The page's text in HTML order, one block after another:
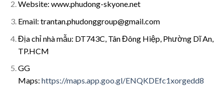
Website: www.phudong-skyone.net
Email: trantan.phudonggroup@gmail.com
Địa chỉ nhà mẫu: DT743C, Tân Đông Hiệp, Phường Dĩ An,
TP.HCM
GG
Maps: https://maps.app.goo.gl/ENQKDEfc1xorgedd8